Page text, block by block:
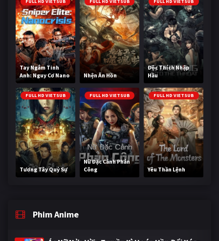
FULL HD VIETSUB
Tay Ngắm Tinh
Anh: Nguy Cơ Nano
FULL HD VIETSUB
Nhện Ăn Hồn
FULL HD VIETSUB
Độc Thích Nhập
Hầu
FULL HD VIETSUB
Tương Tây Quỷ Sự
FULL HD VIETSUB
Nữ Đặc Cảnh Phản
Công
FULL HD VIETSUB
Yêu Thần Lệnh
Phim Anime